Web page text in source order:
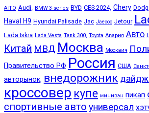
AITO Audi, BMW 3-series BYD CES-2024, Chery
Haval H9 Hyundai Palisade Jac Jaecoo Jetour
Lada Iskra Lada Vesta Tank 300, Toyota Авария Авто
Китай МВД Москва Москвич
Правительство РФ Россия США
авторынок, внедорожник
кроссовер купе минивэн пикап
спортивные авто универсал